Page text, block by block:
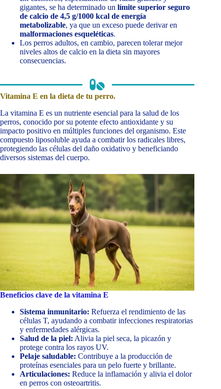
gigantes, se ha determinado un límite superior seguro
de calcio de 4,5 g/1000 kcal de energía
metabolizable, ya que un exceso puede derivar en
malformaciones esqueléticas.
Los perros adultos, en cambio, parecen tolerar mejor
niveles altos de calcio en la dieta sin mayores
consecuencias.
Vitamina E en la dieta de tu perro.
La vitamina E es un nutriente esencial para la salud de los
perros, conocido por su potente efecto antioxidante y su
impacto positivo en múltiples funciones del organismo. Este
compuesto liposoluble ayuda a combatir los radicales libres,
protegiendo las células del daño oxidativo y beneficiando
diversos sistemas del cuerpo.
Beneficios clave de la vitamina E
Sistema inmunitario: Refuerza el rendimiento de las
células T, ayudando a combatir infecciones respiratorias
y enfermedades alérgicas.
Salud de la piel: Alivia la piel seca, la picazón y
protege contra los rayos UV.
Pelaje saludable: Contribuye a la producción de
proteínas esenciales para un pelo fuerte y brillante.
Articulaciones: Reduce la inflamación y alivia el dolor
en perros con osteoartritis.